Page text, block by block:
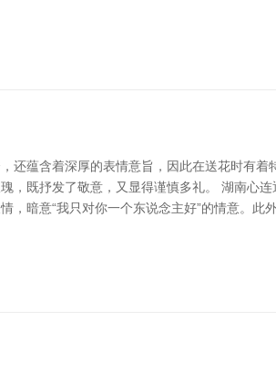
还蕴含着深厚的表情意旨，因此在送花时有
，既抒发了敬意，又显得谨慎多礼。 湖南心
暗意“我只对你一个东说念主好”的情意。此